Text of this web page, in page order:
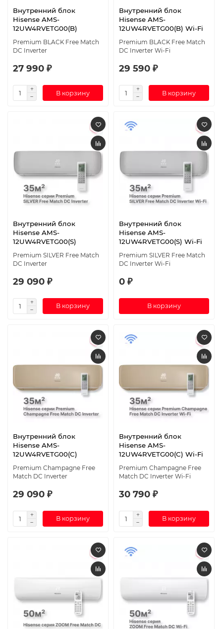
Внутренний блок
Hisense AMS-
12UW4RVETG00(B)
Premium BLACK Free Match
DC Inverter
27 990 ₽
В корзину
Внутренний блок
Hisense AMS-
12UW4RVETG00(B) Wi-Fi
Premium BLACK Free Match
DC Inverter Wi-Fi
29 590 ₽
В корзину
Внутренний блок
Hisense AMS-
12UW4RVETG00(S)
Premium SILVER Free Match
DC Inverter
29 090 ₽
В корзину
Внутренний блок
Hisense AMS-
12UW4RVETG00(S) Wi-Fi
Premium SILVER Free Match
DC Inverter Wi-Fi
0 ₽
В корзину
Внутренний блок
Hisense AMS-
12UW4RVETG00(С)
Premium Champagne Free
Match DC Inverter
29 090 ₽
В корзину
Внутренний блок
Hisense AMS-
12UW4RVETG00(С) Wi-Fi
Premium Champagne Free
Match DC Inverter Wi-Fi
30 790 ₽
В корзину